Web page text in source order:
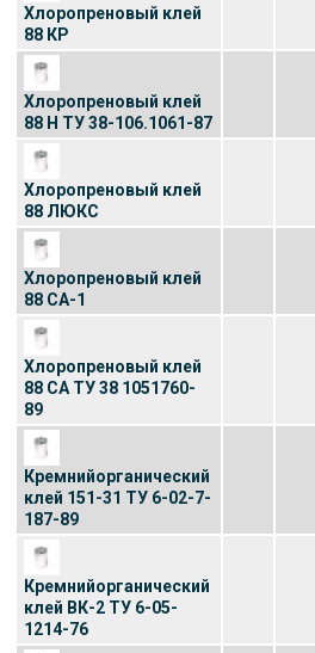
Хлоропреновый клей
88 КР
Хлоропреновый клей
88 Н ТУ 38-106.1061-87
Хлоропреновый клей
88 ЛЮКС
Хлоропреновый клей
88 СА-1
Хлоропреновый клей
88 СА ТУ 38 1051760-
89
Кремнийорганический
клей 151-31 ТУ 6-02-7-
187-89
Кремнийорганический
клей ВК-2 ТУ 6-05-
1214-76